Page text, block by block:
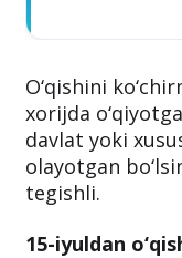
O‘qishini
xorijda
olayotgan